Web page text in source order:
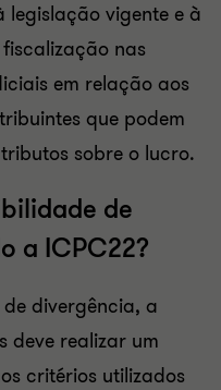
legislação vigente e à
nas
em relação aos
que podem
sobre o lucro.
de
a ICPC22?
divergência, a
deve realizar um
critérios utilizados